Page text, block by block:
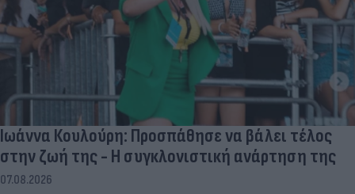
Ιωάννα Κουλούρη: Προσπάθησε να βάλει τέλος
στην ζωή της - Η συγκλονιστική ανάρτηση της
07.08.2026